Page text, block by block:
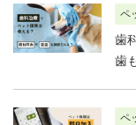
ペ
歯
歯
ペ